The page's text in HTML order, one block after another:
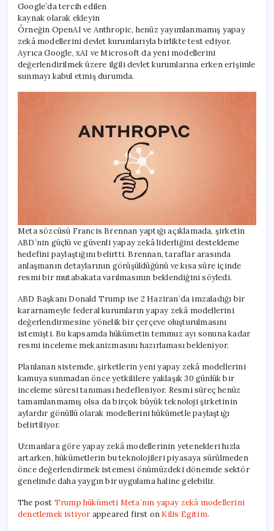
Google’da tercih edilen
kaynak olarak ekleyin
Örneğin OpenAI ve Anthropic, henüz yayımlanmamış yapay
zekâ modellerini devlet kurumlarıyla birlikte test ediyor.
Ayrıca Google, xAI ve Microsoft da yeni modellerini
değerlendirilmek üzere ilgili devlet kurumlarına erken erişimle
sunmayı kabul etmiş durumda.
Meta sözcüsü Francis Brennan yaptığı açıklamada, şirketin
ABD’nin güçlü ve güvenli yapay zekâ liderliğini destekleme
hedefini paylaştığını belirtti. Brennan, taraflar arasında
anlaşmanın detaylarının görüşüldüğünü ve kısa süre içinde
resmi bir mutabakata varılmasının beklendiğini söyledi.
ABD Başkanı Donald Trump ise 2 Haziran’da imzaladığı bir
kararnameyle federal kurumların yapay zekâ modellerini
değerlendirmesine yönelik bir çerçeve oluşturulmasını
istemişti. Bu kapsamda hükümetin temmuz ayı sonuna kadar
resmi inceleme mekanizmasını hazırlaması bekleniyor.
Planlanan sistemde, şirketlerin yeni yapay zekâ modellerini
kamuya sunmadan önce yetkililere yaklaşık 30 günlük bir
inceleme süresi tanıması hedefleniyor. Resmi süreç henüz
tamamlanmamış olsa da birçok büyük teknoloji şirketinin
aylardır gönüllü olarak modellerini hükümetle paylaştığı
belirtiliyor.
Uzmanlara göre yapay zekâ modellerinin yetenekleri hızla
artarken, hükümetlerin bu teknolojileri piyasaya sürülmeden
önce değerlendirmek istemesi önümüzdeki dönemde sektör
genelinde daha yaygın bir uygulama haline gelebilir.
The post Trump hükümeti Meta’nın yapay zekâ modellerini
denetlemek istiyor appeared first on Kilis Egitim.